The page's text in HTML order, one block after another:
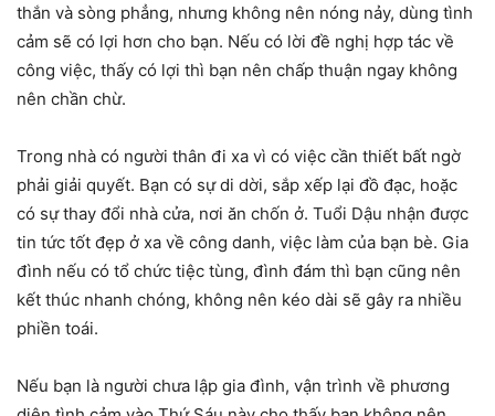
thắn và sòng phẳng, nhưng không nên nóng nảy, dùng tình
cảm sẽ có lợi hơn cho bạn. Nếu có lời đề nghị hợp tác về
công việc, thấy có lợi thì bạn nên chấp thuận ngay không
nên chần chừ.
Trong nhà có người thân đi xa vì có việc cần thiết bất ngờ
phải giải quyết. Bạn có sự di dời, sắp xếp lại đồ đạc, hoặc
có sự thay đổi nhà cửa, nơi ăn chốn ở. Tuổi Dậu nhận được
tin tức tốt đẹp ở xa về công danh, việc làm của bạn bè. Gia
đình nếu có tổ chức tiệc tùng, đình đám thì bạn cũng nên
kết thúc nhanh chóng, không nên kéo dài sẽ gây ra nhiều
phiền toái.
Nếu bạn là người chưa lập gia đình, vận trình về phương